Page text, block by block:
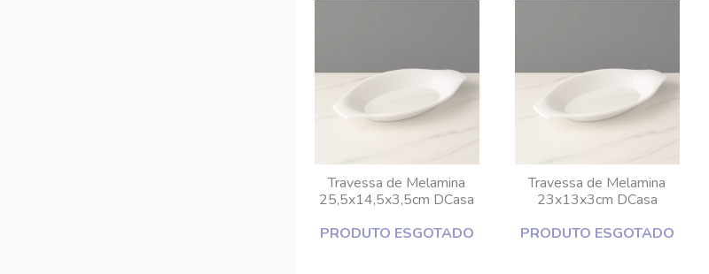
Travessa de Melamina
25,5x14,5x3,5cm DCasa
PRODUTO ESGOTADO
Travessa de Melamina
23x13x3cm DCasa
PRODUTO ESGOTADO